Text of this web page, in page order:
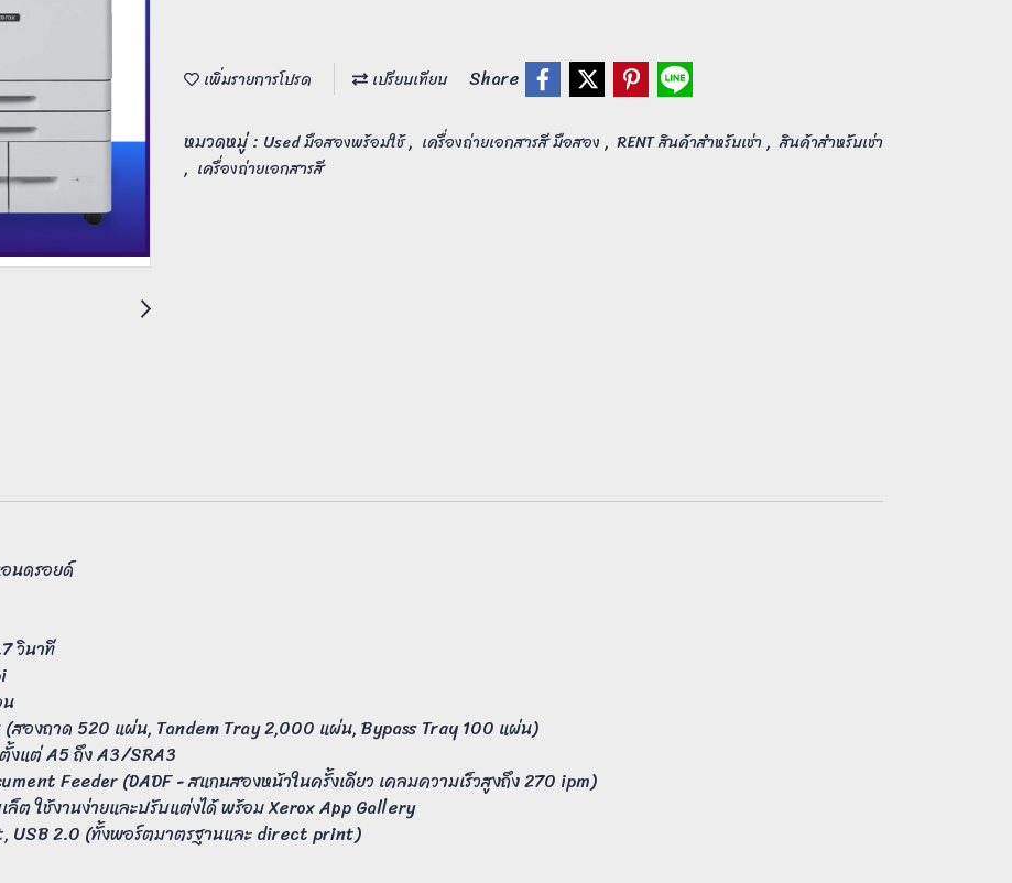
เพิ่มรายการโปรด เปรียบเทียบ
Share
หมวดหมู่ : Used มือสองพร้อมใช้, เครื่องถ่ายเอกสารสี มือสอง, RENT สินค้าสำหรับเช่า, สินค้าสำหรับเช่า
, เครื่องถ่ายเอกสารสี
นดรอยด์
วินาที
สองถาด 520 แผ่น, Tandem Tray 2,000 แผ่น, Bypass Tray 100 แผ่น)
งแต่ A5 ถึง A3/SRA3
Feeder (DADF - สแกนสองหน้าในครั้งเดียว เคลมความเร็วสูงถึง 270 ipm)
ต ใช้งานง่ายและปรับแต่งได้ พร้อม Xerox App Gallery
USB 2.0 (ทั้งพอร์ตมาตรฐานและ direct print)